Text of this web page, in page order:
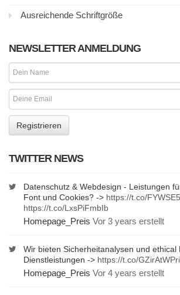
Ausreichende Schriftgröße
NEWSLETTER ANMELDUNG
TWITTER NEWS
Datenschutz & Webdesign - Leistungen
Font und Cookies? -> https://t.co/
https://t.co/LxsPiFmbIb
Homepage_Preis Vor 3 years erstellt
Wir bieten Sicherheitanalysen und ethical
Dienstleistungen -> https://t.co/GZirAtWPri
Homepage_Preis Vor 4 years erstellt